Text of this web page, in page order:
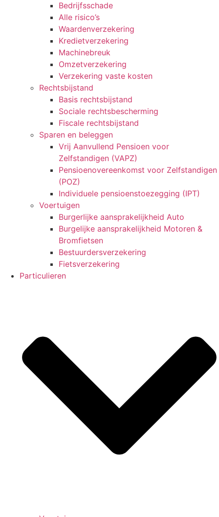
Bedrijfsschade
Alle risico’s
Waardenverzekering
Kredietverzekering
Machinebreuk
Omzetverzekering
Verzekering vaste kosten
Rechtsbijstand
Basis rechtsbijstand
Sociale rechtsbescherming
Fiscale rechtsbijstand
Sparen en beleggen
Vrij Aanvullend Pensioen voor
Zelfstandigen (VAPZ)
Pensioenovereenkomst voor Zelfstandigen
(POZ)
Individuele pensioenstoezegging (IPT)
Voertuigen
Burgerlijke aansprakelijkheid Auto
Burgelijke aansprakelijkheid Motoren &
Bromfietsen
Bestuurdersverzekering
Fietsverzekering
Particulieren